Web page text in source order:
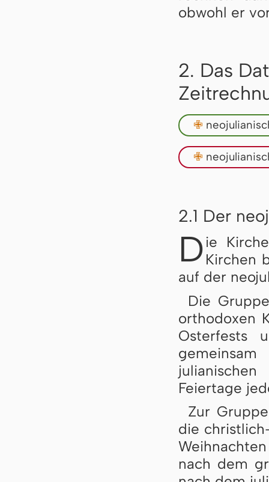
obwohl er
2. Das
✙
✙
2.1 Der
D ie
Kirchen
auf der
Die
orthodoxen
Osterfests
Feiertage
Zur
die
nach dem